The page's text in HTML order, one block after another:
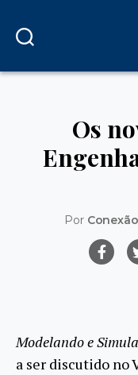
Os
Por Conexão
Modelando e
a ser discutido no